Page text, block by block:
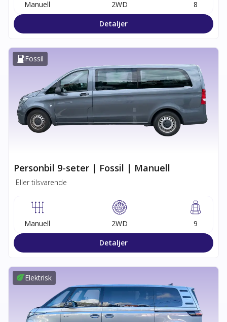
Manuell 2WD
8
Detaljer
Fossil
Personbil 9-seter | Fossil | Manuell
Eller tilsvarende
Manuell 2WD
9
Detaljer
Elektrisk